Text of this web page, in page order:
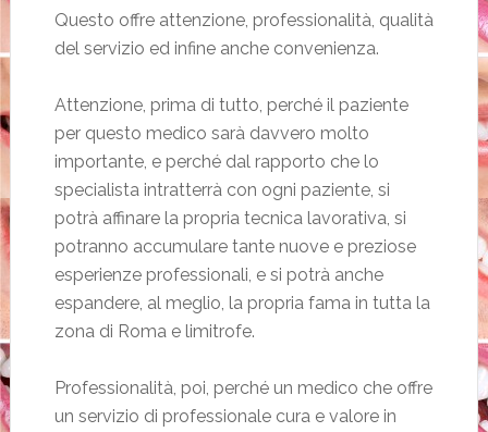
Questo offre attenzione, professionalità, qualità
del servizio ed infine anche convenienza.
Attenzione, prima di tutto, perché il paziente
per questo medico sarà davvero molto
importante, e perché dal rapporto che lo
specialista intratterrà con ogni paziente, si
potrà affinare la propria tecnica lavorativa, si
potranno accumulare tante nuove e preziose
esperienze professionali, e si potrà anche
espandere, al meglio, la propria fama in tutta la
zona di Roma e limitrofe.
Professionalità, poi, perché un medico che offre
un servizio di professionale cura e valore in